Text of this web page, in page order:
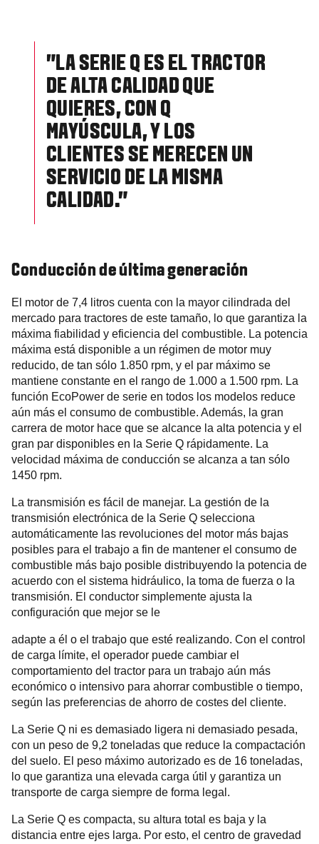
"LA SERIE Q ES EL TRACTOR
DE ALTA CALIDAD QUE
QUIERES, CON Q
MAYÚSCULA, Y LOS
CLIENTES SE MERECEN UN
SERVICIO DE LA MISMA
CALIDAD."
Conducción de última generación
El motor de 7,4 litros cuenta con la mayor cilindrada del
mercado para tractores de este tamaño, lo que garantiza la
máxima fiabilidad y eficiencia del combustible. La potencia
máxima está disponible a un régimen de motor muy
reducido, de tan sólo 1.850 rpm, y el par máximo se
mantiene constante en el rango de 1.000 a 1.500 rpm. La
función EcoPower de serie en todos los modelos reduce
aún más el consumo de combustible. Además, la gran
carrera de motor hace que se alcance la alta potencia y el
gran par disponibles en la Serie Q rápidamente. La
velocidad máxima de conducción se alcanza a tan sólo
1450 rpm.
La transmisión es fácil de manejar. La gestión de la
transmisión electrónica de la Serie Q selecciona
automáticamente las revoluciones del motor más bajas
posibles para el trabajo a fin de mantener el consumo de
combustible más bajo posible distribuyendo la potencia de
acuerdo con el sistema hidráulico, la toma de fuerza o la
transmisión. El conductor simplemente ajusta la
configuración que mejor se le
adapte a él o el trabajo que esté realizando. Con el control
de carga límite, el operador puede cambiar el
comportamiento del tractor para un trabajo aún más
económico o intensivo para ahorrar combustible o tiempo,
según las preferencias de ahorro de costes del cliente.
La Serie Q ni es demasiado ligera ni demasiado pesada,
con un peso de 9,2 toneladas que reduce la compactación
del suelo. El peso máximo autorizado es de 16 toneladas,
lo que garantiza una elevada carga útil y garantiza un
transporte de carga siempre de forma legal.
La Serie Q es compacta, su altura total es baja y la
distancia entre ejes larga. Por esto, el centro de gravedad